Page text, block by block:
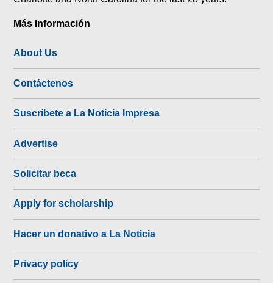
Más Información
About Us
Contáctenos
Suscríbete a La Noticia Impresa
Advertise
Solicitar beca
Apply for scholarship
Hacer un donativo a La Noticia
Privacy policy